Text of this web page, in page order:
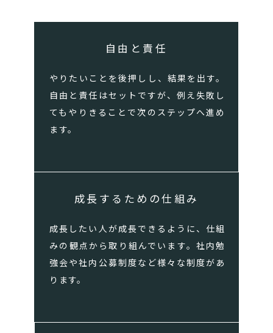
自由と責任
やりたいことを後押しし、結果を出す。
自由と責任はセットですが、例え失敗し
てもやりきることで次のステップへ進め
ます。
成長するための仕組み
成長したい人が成長できるように、仕組
みの観点から取り組んでいます。社内勉
強会や社内公募制度など様々な制度があ
ります。